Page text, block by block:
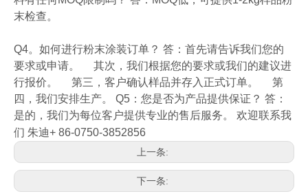
末检查。
Q4。如何进行粉末涂装订单？ 答：首先请告诉我们您的
要求或申请。 其次，我们根据您的要求或我们的建议进
行报价。 第三，客户确认样品并存入正式订单。 第
四，我们安排生产。 Q5：您是否为产品提供保证？ 答：
是的，我们为每位客户提供专业的售后服务。
欢迎联系我
们 朱迪+ 86-0750-3852856
上一条:
下一条: